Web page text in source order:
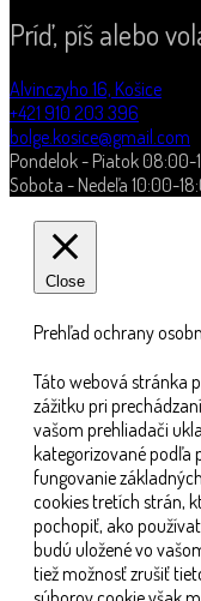
Príď, píš alebo
Alvinczyho 16, Košice
+421 910 203 396
bolge.kosice@gmail.com
Pondelok - Piatok 08:00-
Sobota - Nedeľa 10:00-
Close
Prehľad ochrany
Táto webová stránka
zážitku pri
vašom prehliadači
kategorizované podľa
fungovanie
cookies tretích strán,
pochopiť, ako
budú uložené vo
tiež možnosť zrušiť